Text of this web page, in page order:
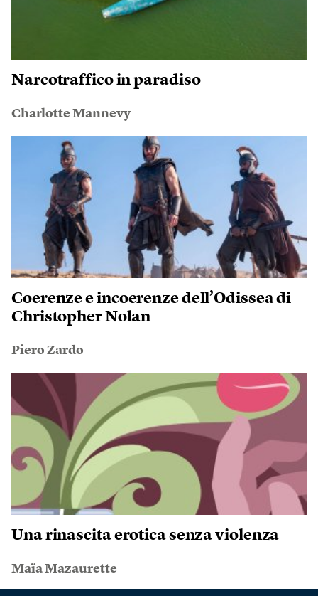
Narcotraffico in paradiso
Charlotte Mannevy
Coerenze e incoerenze dell’Odissea di
Christopher Nolan
Piero Zardo
Una rinascita erotica senza violenza
Maïa Mazaurette